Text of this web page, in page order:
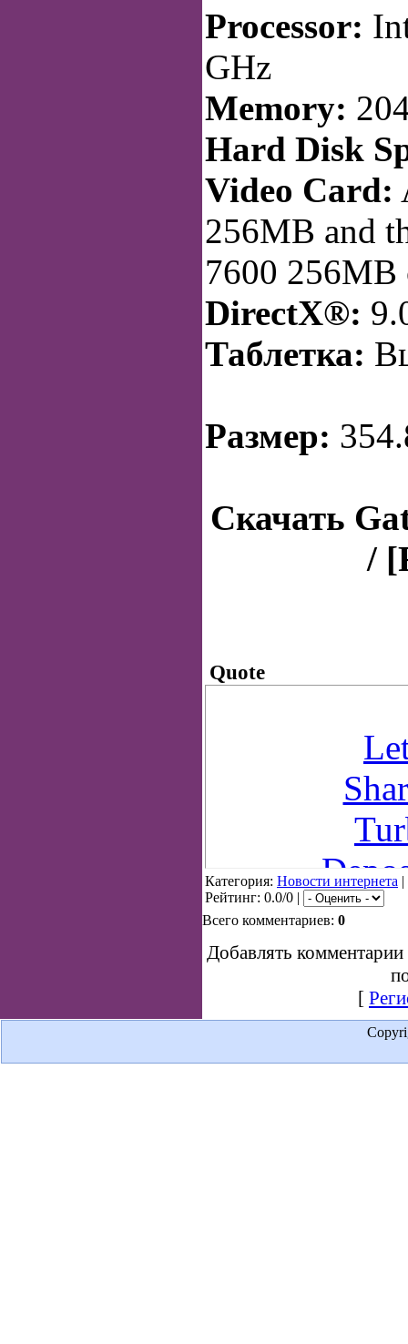
Processor:
GHz
Memory:
Hard Disk
Video Card:
256MB and
7600 256MB
DirectX®:
Таблетка:
Размер:
Скачать
/
Quote
Категория: Новости интернета
Рейтинг: 0.0/0 |
Всего комментариев: 0
Добавлять комментарии
[